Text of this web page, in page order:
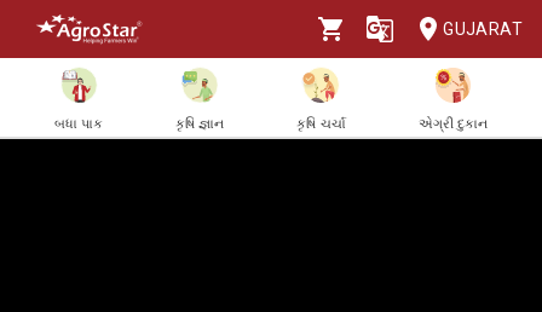
GUJARAT
બધા પાક કૃષિ જ્ઞાન કૃષિ ચર્ચા એગ્રી દુકાન